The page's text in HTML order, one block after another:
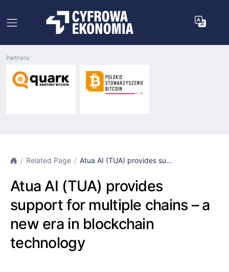
Partners:
Related Page Atua AI (TUA) provides su...
Atua AI (TUA) provides
support for multiple chains – a
new era in blockchain
technology